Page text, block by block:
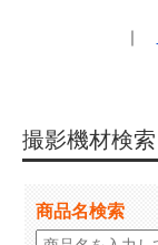
撮影機材検索
商品名検索